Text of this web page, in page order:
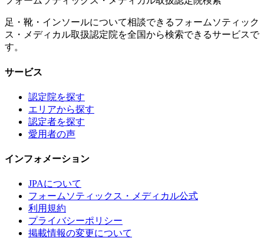
足・靴・インソールについて相談できるフォームソティック
ス・メディカル取扱認定院を全国から検索できるサービスで
す。
サービス
認定院を探す
エリアから探す
認定者を探す
愛用者の声
インフォメーション
JPAについて
フォームソティックス・メディカル公式
利用規約
プライバシーポリシー
掲載情報の変更について